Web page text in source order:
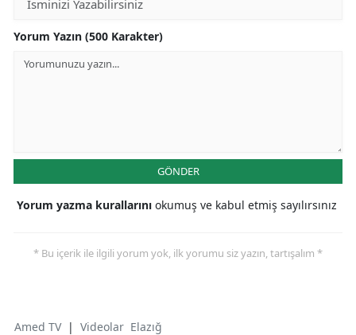
Yorum Yazın (500 Karakter)
GÖNDER
Yorum yazma kurallarını okumuş ve kabul etmiş sayılırsınız
* Bu içerik ile ilgili yorum yok, ilk yorumu siz yazın, tartışalım *
Amed TV | Videolar Elazığ